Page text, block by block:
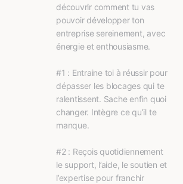
découvrir comment tu vas
pouvoir développer ton
entreprise sereinement, avec
énergie et enthousiasme.
#1 : Entraine toi à réussir pour
dépasser les blocages qui te
ralentissent. Sache enfin quoi
changer. Intègre ce qu’il te
manque.
#2 : Reçois quotidiennement
le support, l’aide, le soutien et
l’expertise pour franchir